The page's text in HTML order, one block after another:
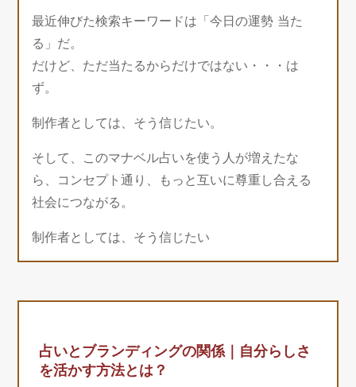
最近伸びた検索キーワードは「今日の運勢 当た
る」だ。
だけど、ただ当たるからだけではない・・・は
ず。
制作者としては、そう信じたい。
そして、このマナベル占いを使う人が増えたな
ら、コンセプト通り、もっと互いに尊重し合える
社会につながる。
制作者としては、そう信じたい
占いとブランディングの関係｜自分らしさ
を活かす方法とは？